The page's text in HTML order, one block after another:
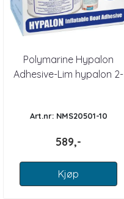
Polymarine Hypalon
Adhesive-Lim hypalon 2-
Art.nr: NMS20501-10
589,-
Kjøp